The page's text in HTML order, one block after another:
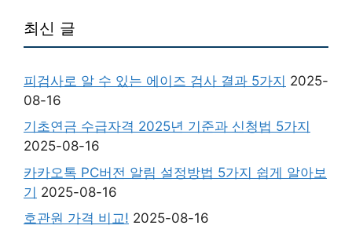
최신 글
피검사로 알 수 있는 에이즈 검사 결과 5가지 2025-
08-16
기초연금 수급자격 2025년 기준과 신청법 5가지
2025-08-16
카카오톡 PC버전 알림 설정방법 5가지 쉽게 알아보
기 2025-08-16
호관원 가격 비교! 2025-08-16